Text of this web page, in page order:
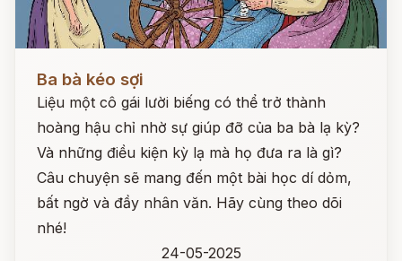
Ba bà kéo sợi
Liệu một cô gái lười biếng có thể trở thành
hoàng hậu chỉ nhờ sự giúp đỡ của ba bà lạ kỳ?
Và những điều kiện kỳ lạ mà họ đưa ra là gì?
Câu chuyện sẽ mang đến một bài học dí dỏm,
bất ngờ và đầy nhân văn. Hãy cùng theo dõi
nhé!
24-05-2025